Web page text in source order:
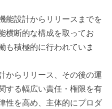
能設計からリリースまでを
横断的な構成を取ってお
も積極的に行われていま
からリリース、その後の運
する幅広い責任・権限を有
性を高め、主体的にプロダ